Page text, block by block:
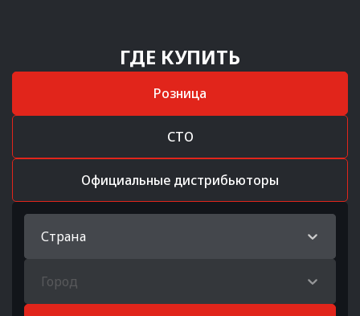
ГДЕ КУПИТЬ
Розница
СТО
Официальные дистрибьюторы
Страна
Город